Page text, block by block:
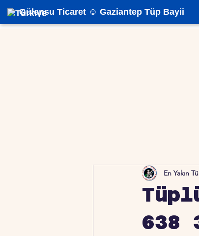
Gülensu Ticaret ☺️ Gaziantep Tüp Bayii
638
En Yakın